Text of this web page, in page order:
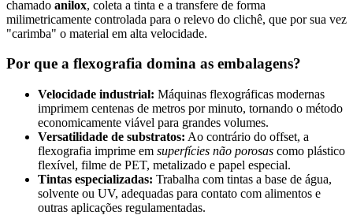
chamado anilox, coleta a tinta e a transfere de forma
milimetricamente controlada para o relevo do clichê, que por sua vez
"carimba" o material em alta velocidade.
Por que a flexografia domina as embalagens?
Velocidade industrial: Máquinas flexográficas modernas
imprimem centenas de metros por minuto, tornando o método
economicamente viável para grandes volumes.
Versatilidade de substratos: Ao contrário do offset, a
flexografia imprime em superfícies não porosas como plástico
flexível, filme de PET, metalizado e papel especial.
Tintas especializadas: Trabalha com tintas a base de água,
solvente ou UV, adequadas para contato com alimentos e
outras aplicações regulamentadas.